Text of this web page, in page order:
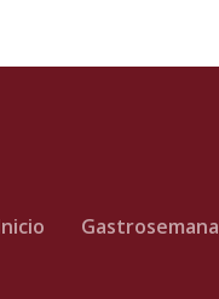
Gastrosemana